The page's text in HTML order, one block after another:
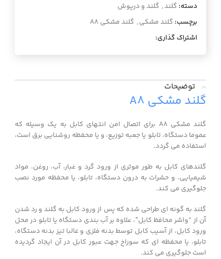
دسته: گلند, گلند و درپوش
برچسب: گلند مشکی, گلند مشکی A8
اشتراک گذاری:
توضیحات
گلند مشکی A8
گلند مشکی A8 برای اتصال امن انتهای کابل به یک وسیله که
عموما دستگاه، تابلو یا جعبه توزیع، و یا محفظه روشنایی برق است،
استفاده می گردد.
گلندهای کابل به طور موثری از ورود گرد و غبار، آب، روغن، مواد
شیمیایی، و حشرات به درون دستگاه، تابلو، یا محفظه مورد نصب
جلوگیری می کند.
گلند به گونه ای طراحی شده که پس از ورود کابل به گلند و رد شدن
آن از “واشر محافظ کابل”، علاوه بر آب بندی دستگاه یا تابلو در محل
ورود کابل، از آسیب کابل توسط بدنه فلزی و غالبا تیز بدنه دستگاه،
تابلو، یا محفظه ای که سوراخ جهت عبور کابل در آن ایجاد گردیده
است جلوگیری می کند.